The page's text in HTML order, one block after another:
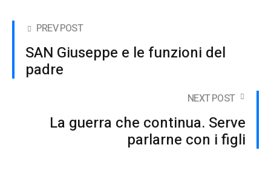
PREV POST
SAN Giuseppe e le funzioni del
padre
NEXT POST
La guerra che continua. Serve
parlarne con i figli